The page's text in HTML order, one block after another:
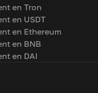
en Tron
en USDT
en Ethereum
en BNB
en DAI